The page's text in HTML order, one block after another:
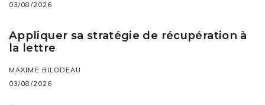
03/08/2026
Appliquer sa stratégie de récupération à
la lettre
MAXIME BILODEAU
03/08/2026